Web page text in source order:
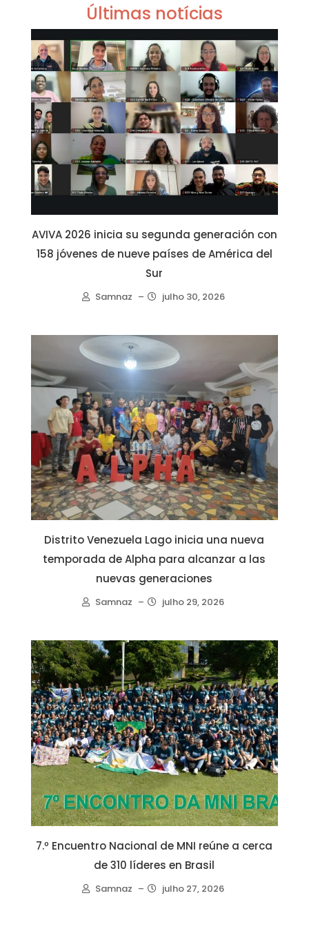
Últimas notícias
AVIVA 2026 inicia su segunda generación con
158 jóvenes de nueve países de América del
Sur
Samnaz – julho 30, 2026
Distrito Venezuela Lago inicia una nueva
temporada de Alpha para alcanzar a las
nuevas generaciones
Samnaz – julho 29, 2026
7.º Encuentro Nacional de MNI reúne a cerca
de 310 líderes en Brasil
Samnaz – julho 27, 2026